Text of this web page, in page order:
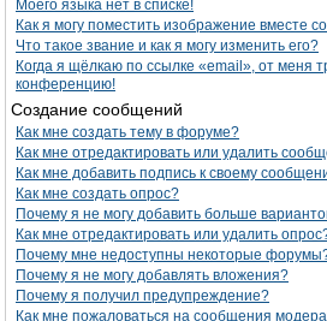
Моего языка нет в списке!
Как я могу поместить изображение вместе
Что такое звание и как я могу изменить его?
Когда я щёлкаю по ссылке «email», от меня
конференцию!
Создание сообщений
Как мне создать тему в форуме?
Как мне отредактировать или удалить
Как мне добавить подпись к своему
Как мне создать опрос?
Почему я не могу добавить больше
Как мне отредактировать или удалить
Почему мне недоступны некоторые
Почему я не могу добавлять вложения?
Почему я получил предупреждение?
Как мне пожаловаться на сообщения